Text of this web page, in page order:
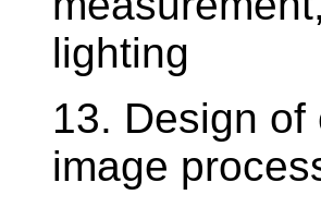
lighting
13. Design
image